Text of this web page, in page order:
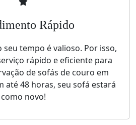
Rápido
seu tempo é valioso. Por isso,
rápido e eficiente para
de sofás de couro em
até 48 horas, seu sofá estará
como novo!